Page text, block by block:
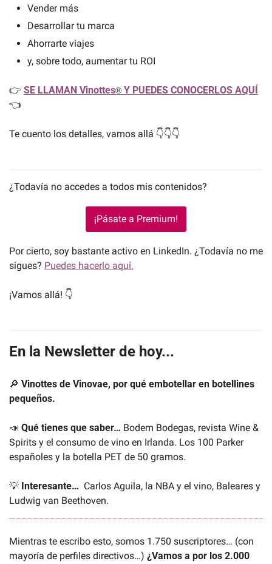
Vender más
Desarrollar tu marca
Ahorrarte viajes
y, sobre todo, aumentar tu ROI
👉 SE LLAMAN Vinottes® Y PUEDES CONOCERLOS AQUÍ
👈
Te cuento los detalles, vamos allá 👇👇👇
¿Todavía no accedes a todos mis contenidos?
¡Pásate a Premium!
Por cierto, soy bastante activo en LinkedIn. ¿Todavía no me
sigues? Puedes hacerlo aquí.
¡Vamos allá! 👇
En la Newsletter de hoy...
🔎 Vinottes de Vinovae, por qué embotellar en botellines
pequeños.
📣 Qué tienes que saber… Bodem Bodegas, revista Wine &
Spirits y el consumo de vino en Irlanda. Los 100 Parker
españoles y la botella PET de 50 gramos.
💡 Interesante…
  Carlos Aguila, la NBA y el vino, Baleares y
Ludwig van Beethoven.
Mientras te escribo esto, somos 1.750 suscriptores… (con
mayoría de perfiles directivos…) ¿Vamos a por los 2.000